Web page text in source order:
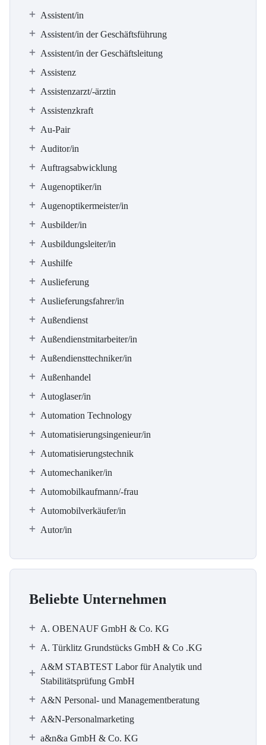
Assistent/in
Assistent/in der Geschäftsführung
Assistent/in der Geschäftsleitung
Assistenz
Assistenzarzt/-ärztin
Assistenzkraft
Au-Pair
Auditor/in
Auftragsabwicklung
Augenoptiker/in
Augenoptikermeister/in
Ausbilder/in
Ausbildungsleiter/in
Aushilfe
Auslieferung
Auslieferungsfahrer/in
Außendienst
Außendienstmitarbeiter/in
Außendiensttechniker/in
Außenhandel
Autoglaser/in
Automation Technology
Automatisierungsingenieur/in
Automatisierungstechnik
Automechaniker/in
Automobilkaufmann/-frau
Automobilverkäufer/in
Autor/in
Beliebte Unternehmen
A. OBENAUF GmbH & Co. KG
A. Türklitz Grundstücks GmbH & Co .KG
A&M STABTEST Labor für Analytik und
Stabilitätsprüfung GmbH
A&N Personal- und Managementberatung
A&N-Personalmarketing
a&n&a GmbH & Co. KG